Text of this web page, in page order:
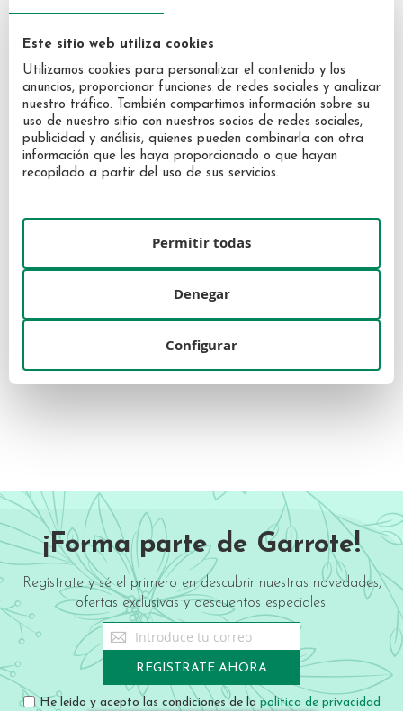
EDP 50ml
91,08 €
Este sitio web utiliza cookies
Utilizamos cookies para personalizar el contenido y los
anuncios, proporcionar funciones de redes sociales y analizar
nuestro tráfico. También compartimos información sobre su
uso de nuestro sitio con nuestros socios de redes sociales,
publicidad y análisis, quienes pueden combinarla con otra
información que les haya proporcionado o que hayan
recopilado a partir del uso de sus servicios.
Configurar
Denegar
Permitir todas
¡Forma parte de Garrote!
Regístrate y sé el primero en descubrir nuestras novedades,
ofertas exclusivas y descuentos especiales.
Sign
Up
for
Our
Newsletter:
REGISTRATE AHORA
He leído y acepto las condiciones de la política de privacidad